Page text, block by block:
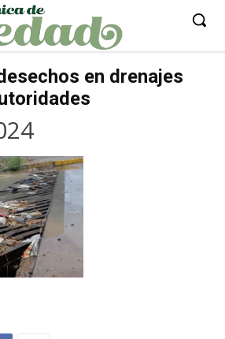
en drenajes